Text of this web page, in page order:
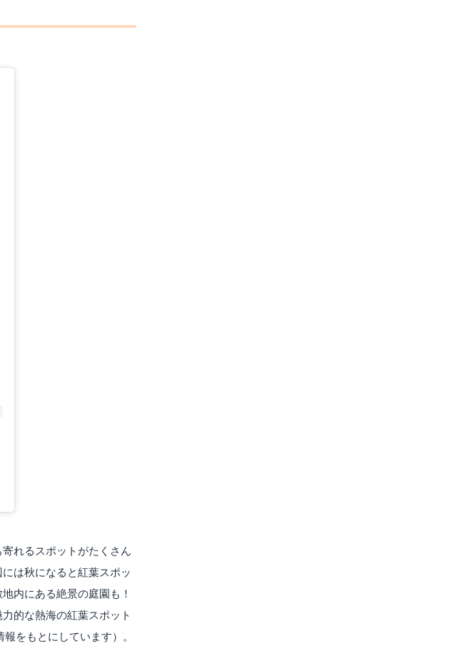
れるスポットがたくさん
は秋になると紅葉スポッ
内にある絶景の庭園も！
的な熱海の紅葉スポット
をもとにしています）。